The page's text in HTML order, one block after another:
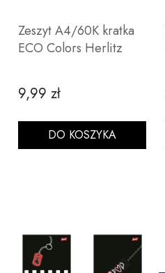
Zeszyt A4/60K kratka
ECO Colors Herlitz
Cena
9,99 zł
DO KOSZYKA